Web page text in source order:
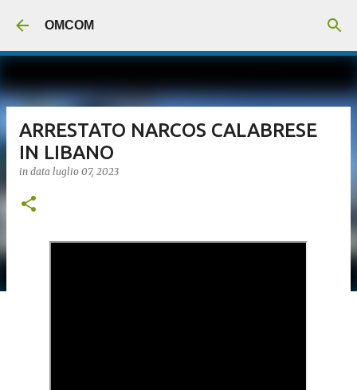
OMCOM
ARRESTATO NARCOS CALABRESE
IN LIBANO
in data luglio 07, 2023